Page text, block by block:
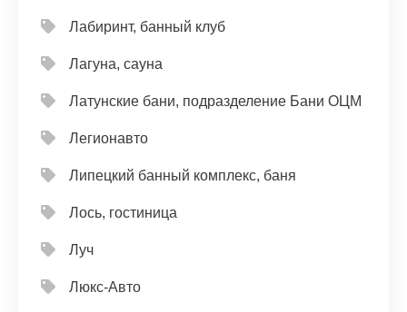
Лабиринт, банный клуб
Лагуна, сауна
Латунские бани, подразделение Бани ОЦМ
Легионавто
Липецкий банный комплекс, баня
Лось, гостиница
Луч
Люкс-Авто